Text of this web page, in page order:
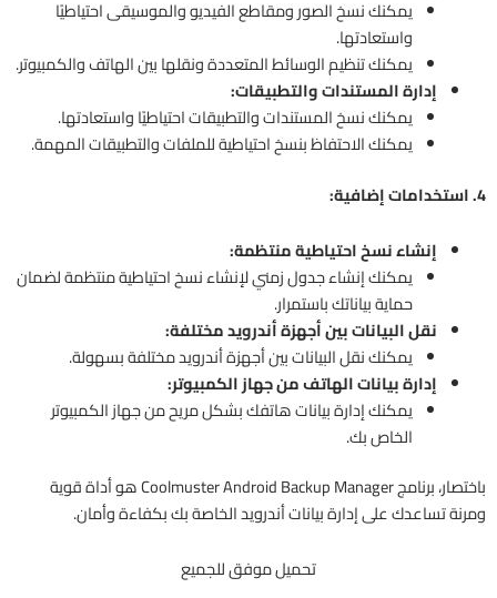
يمكنك نسخ الصور ومقاطع الفيديو والموسيقى احتياطيًا
واستعادتها.
يمكنك تنظيم الوسائط المتعددة ونقلها بين الهاتف والكمبيوتر.
إدارة المستندات والتطبيقات:
يمكنك نسخ المستندات والتطبيقات احتياطيًا واستعادتها.
يمكنك الاحتفاظ بنسخ احتياطية للملفات والتطبيقات المهمة.
4. استخدامات إضافية:
إنشاء نسخ احتياطية منتظمة:
يمكنك إنشاء جدول زمني لإنشاء نسخ احتياطية منتظمة لضمان
حماية بياناتك باستمرار.
نقل البيانات بين أجهزة أندرويد مختلفة:
يمكنك نقل البيانات بين أجهزة أندرويد مختلفة بسهولة.
إدارة بيانات الهاتف من جهاز الكمبيوتر:
يمكنك إدارة بيانات هاتفك بشكل مريح من جهاز الكمبيوتر
الخاص بك.
باختصار، برنامج Coolmuster Android Backup Manager هو أداة قوية
ومرنة تساعدك على إدارة بيانات أندرويد الخاصة بك بكفاءة وأمان.
تحميل موفق للجميع